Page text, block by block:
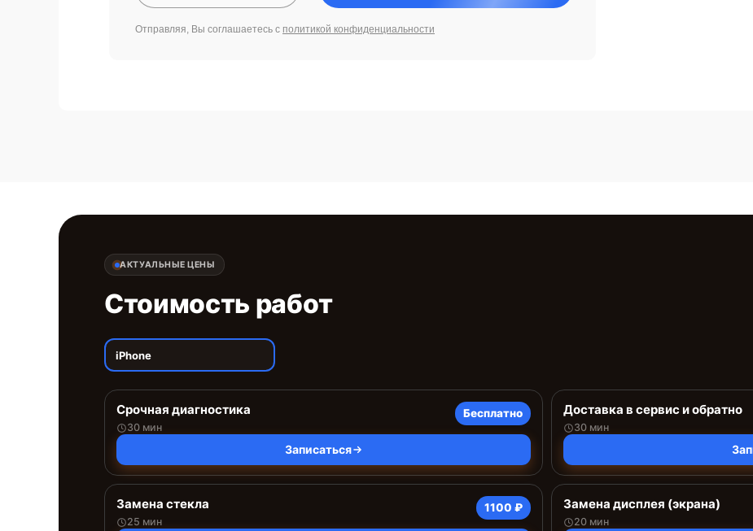
Отправляя, Вы соглашаетесь с политикой конфиденциальности
АКТУАЛЬНЫЕ ЦЕНЫ
Стоимость работ
iPhone
Срочная диагностика
30 мин
Бесплатно
Записаться
Доставка в сервис и обратно
30 мин
Замена стекла
25 мин
1100 ₽ Замена дисплея (экрана)
20 мин